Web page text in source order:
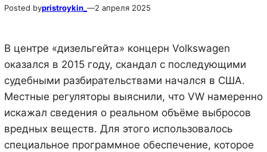
Posted bypristroykin_ —2 апреля 2025
В центре «дизельгейта» концерн Volkswagen
оказался в 2015 году, скандал с последующими
судебными разбирательствами начался в США.
Местные регуляторы выяснили, что VW намеренно
искажал сведения о реальном объёме выбросов
вредных веществ. Для этого использовалось
специальное программное обеспечение, которое